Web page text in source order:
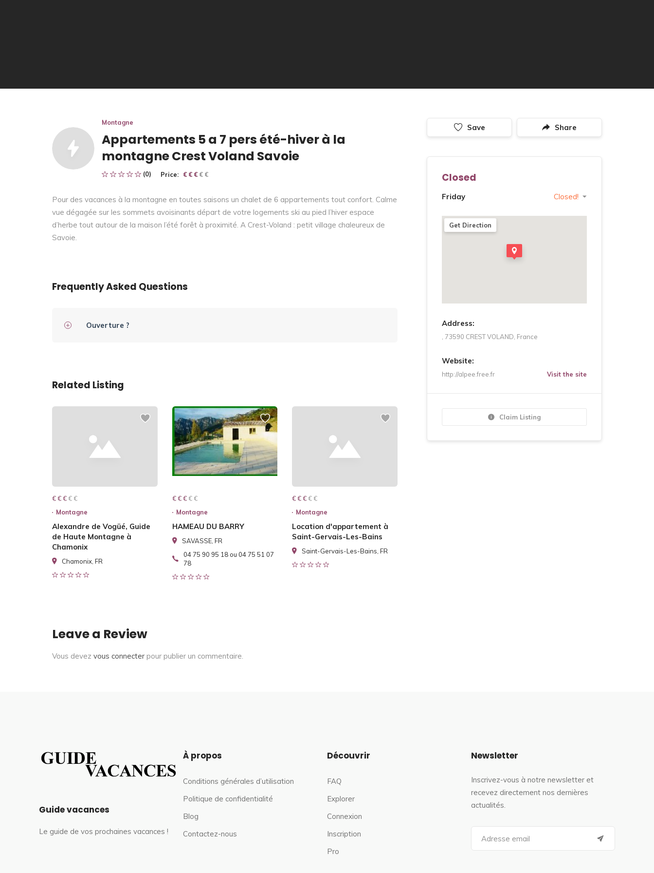
Montagne
Appartements 5 a 7 pers été-hiver à la
montagne Crest Voland Savoie
(0) Price: € € € € €
€ € €
Pour des vacances à la montagne en toutes saisons un chalet de 6 appartements tout confort. Calme
vue dégagée sur les sommets avoisinants départ de votre logements ski au pied l’hiver espace
d’herbe tout autour de la maison l’été forêt à proximité. A Crest-Voland : petit village chaleureux de
Savoie.
Frequently Asked Questions
Ouverture ?
Related Listing
€ € € € €
€ € €
Montagne
Alexandre de Vogüé, Guide
de Haute Montagne à
Chamonix
Chamonix, FR
€ € € € €
€ € €
Montagne
HAMEAU DU BARRY
SAVASSE, FR
04 75 90 95 18 ou 04 75 51 07
78
€ € € € €
€ € €
Montagne
Location d'appartement à
Saint-Gervais-Les-Bains
Saint-Gervais-Les-Bains, FR
Leave a Review
Vous devez vous connecter pour publier un commentaire.
Save Share
Closed
Friday Closed!
Get Direction
Address:
, 73590 CREST VOLAND, France
Website:
http://alpee.free.fr Visit the site
Claim Listing
Guide vacances
Le guide de vos prochaines vacances !
À propos
Conditions générales d’utilisation
Politique de confidentialité
Blog
Contactez-nous
Découvrir
FAQ
Explorer
Connexion
Inscription
Pro
Newsletter
Inscrivez-vous à notre newsletter et
recevez directement nos dernières
actualités.
a